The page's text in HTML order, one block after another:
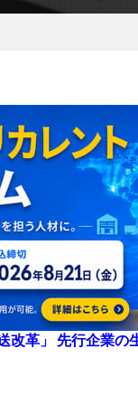
改革」 先行企業の